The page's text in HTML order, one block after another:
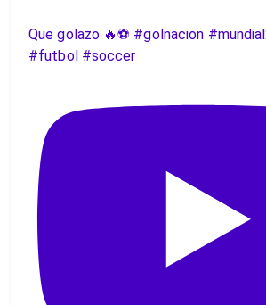
Que golazo 🔥⚽️ #golnacion
#futbol #soccer